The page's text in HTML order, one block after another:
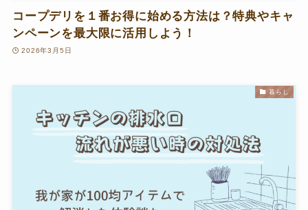
コープデリを１番お得に始める方法は？特典やキャ
ンペーンを最大限に活用しよう！
2026年3月5日
暮らし